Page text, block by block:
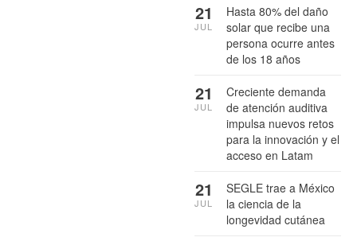
Hasta 80% del daño
solar que recibe una
persona ocurre antes
de los 18 años
21
JUL
Creciente demanda
de atención auditiva
impulsa nuevos retos
para la innovación y el
acceso en Latam
21
JUL
SEGLE trae a México
la ciencia de la
longevidad cutánea
21
JUL